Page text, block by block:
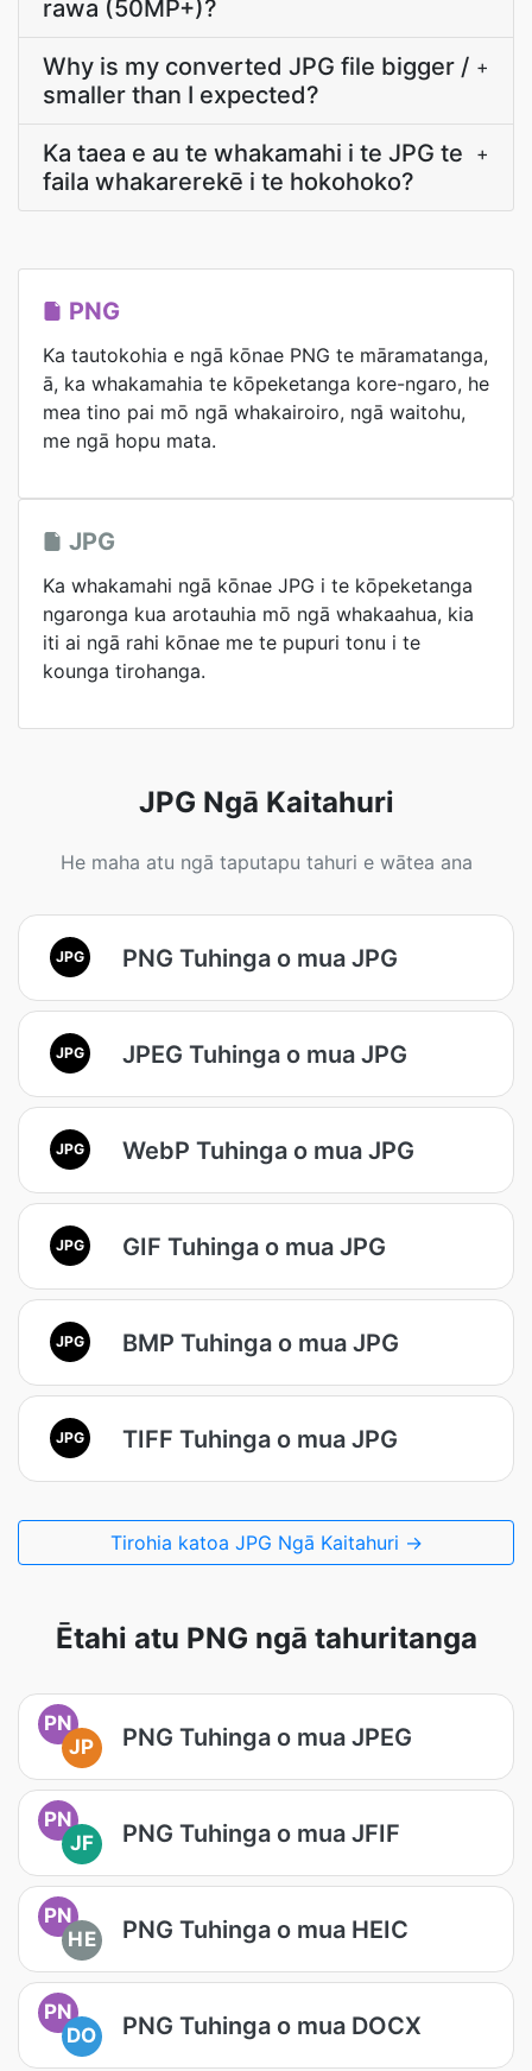
rawa (50MP+)?
Why is my converted JPG file bigger /
smaller than I expected?
+
Ka taea e au te whakamahi i te JPG te
faila whakarerekē i te hokohoko?
+
PNG
Ka tautokohia e ngā kōnae PNG te māramatanga,
ā, ka whakamahia te kōpeketanga kore-ngaro, he
mea tino pai mō ngā whakairoiro, ngā waitohu,
me ngā hopu mata.
JPG
Ka whakamahi ngā kōnae JPG i te kōpeketanga
ngaronga kua arotauhia mō ngā whakaahua, kia
iti ai ngā rahi kōnae me te pupuri tonu i te
kounga tirohanga.
JPG Ngā Kaitahuri
He maha atu ngā taputapu tahuri e wātea ana
JPG PNG Tuhinga o mua JPG
JPG JPEG Tuhinga o mua JPG
JPG WebP Tuhinga o mua JPG
JPG GIF Tuhinga o mua JPG
JPG BMP Tuhinga o mua JPG
JPG TIFF Tuhinga o mua JPG
Tirohia katoa JPG Ngā Kaitahuri →
Ētahi atu PNG ngā tahuritanga
PN
JP
PNG Tuhinga o mua JPEG
PN
JF
PNG Tuhinga o mua JFIF
PN
HE
PNG Tuhinga o mua HEIC
PN
DO
PNG Tuhinga o mua DOCX